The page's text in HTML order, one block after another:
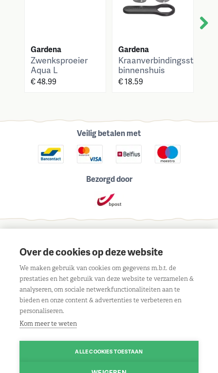
Gardena
Zwenksproeier
Aqua L
€ 48.99
Gardena
Kraanverbindingsstuk
binnenshuis
€ 18.59
Veilig betalen met
Bezorgd door
Contact
Liersebaan 303, 2240 Viersel
Openingsuren
Maandag:08.30u tot 18.00u
Klantenservice
Over de cookies op deze website
We maken gebruik van cookies om gegevens m.b.t. de
prestaties en het gebruik van deze website te verzamelen &
analyseren, om sociale netwerkfunctionaliteiten aan te
bieden en onze content & advertenties te verbeteren en
personaliseren.
Kom meer te weten
ALLE COOKIES TOESTAAN